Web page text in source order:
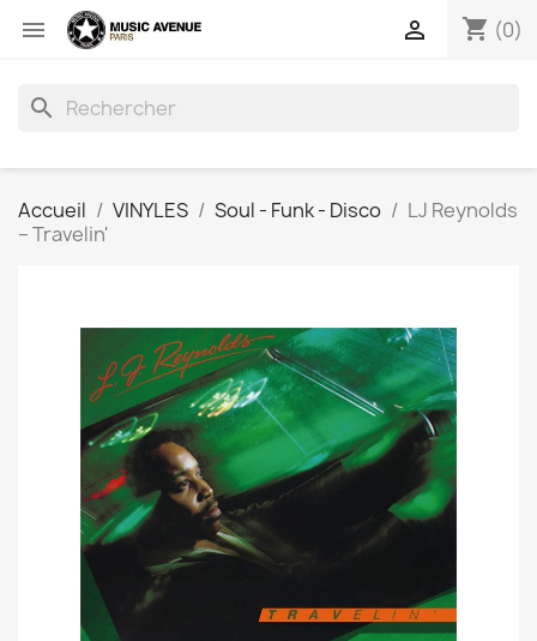
 shopping_cart (0)

search
Accueil VINYLES Soul - Funk - Disco
LJ Reynolds
‎– Travelin'